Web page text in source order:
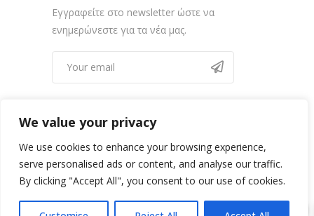
We value your privacy
We use cookies to enhance your browsing experience,
serve personalised ads or content, and analyse our traffic.
By clicking "Accept All", you consent to our use of cookies.
Εγγραφείτε στο newsletter ώστε να
ενημερώνεστε για τα νέα μας.
Copyright @ Adventure Evia 2022